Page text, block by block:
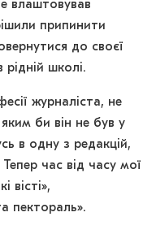
влаштовував
припинити
до своєї
школі.
журналіста, не
би він не був у
в одну з редакцій,
час від часу мої
вісті»,
пектораль».